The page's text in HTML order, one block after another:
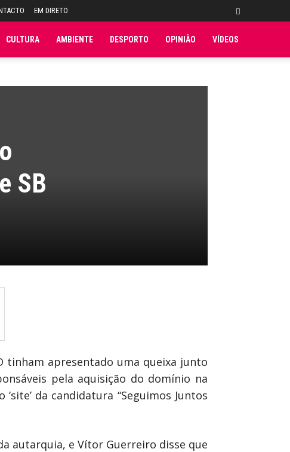
EM DIRETO
CULTURA AMBIENTE DESPORTO OPINIÃO VÍDEOS
SB
tinham apresentado uma queixa junto
pela aquisição do domínio na
da candidatura “Seguimos Juntos
autarquia, e Vítor Guerreiro disse que